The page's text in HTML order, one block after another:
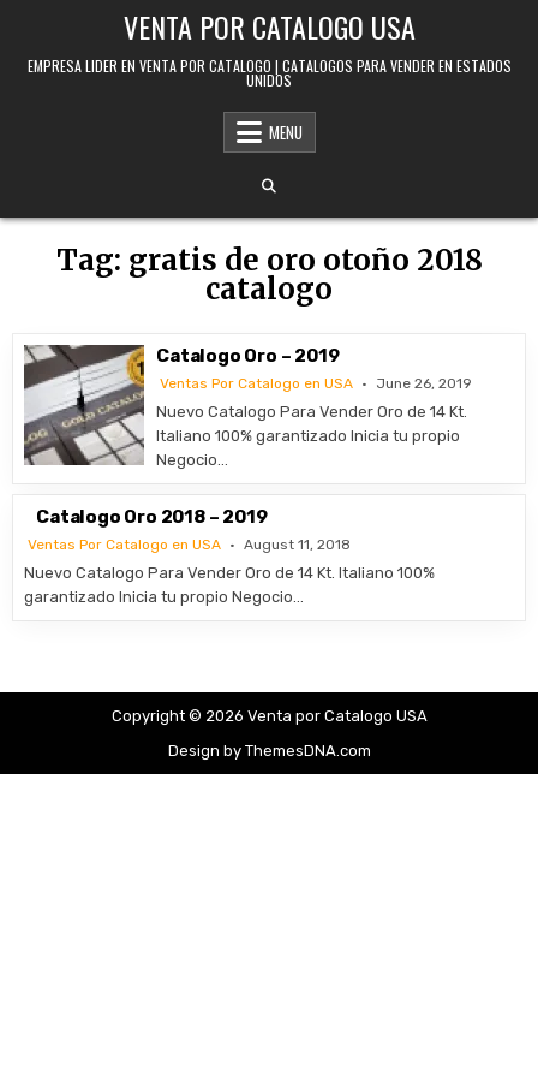
VENTA POR CATALOGO USA
EMPRESA LIDER EN VENTA POR CATALOGO | CATALOGOS PARA VENDER EN ESTADOS
UNIDOS
MENU
Tag: gratis de oro otoño 2018
catalogo
Catalogo Oro – 2019
Ventas Por Catalogo en USA June 26, 2019
Nuevo Catalogo Para Vender Oro de 14 Kt.
Italiano 100% garantizado Inicia tu propio
Negocio…
Catalogo Oro 2018 – 2019
Ventas Por Catalogo en USA August 11, 2018
Nuevo Catalogo Para Vender Oro de 14 Kt. Italiano 100%
garantizado Inicia tu propio Negocio…
Copyright © 2026 Venta por Catalogo USA
Design by ThemesDNA.com